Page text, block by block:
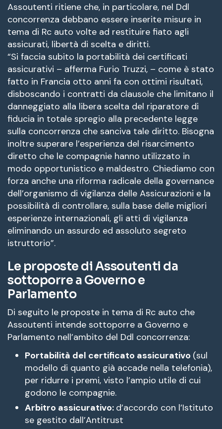
Assoutenti ritiene che, in particolare, nel Ddl
concorrenza debbano essere inserite misure in
tema di Rc auto volte ad restituire fiato agli
assicurati, libertà di scelta e diritti.
“Si faccia subito la portabilità dei certificati
assicurativi – afferma Furio Truzzi, – come è stato
fatto in Francia otto anni fa con ottimi risultati,
disboscando i contratti da clausole che limitano il
danneggiato alla libera scelta del riparatore di
fiducia in totale spregio alla precedente legge
sulla concorrenza che sanciva tale diritto. Bisogna
inoltre superare l’esperienza del risarcimento
diretto che le compagnie hanno utilizzato in
modo opportunistico e maldestro. Chiediamo con
forza anche una riforma radicale della governance
dell’organismo di vigilanza delle Assicurazioni e la
possibilità di controllare, sulla base delle migliori
esperienze internazionali, gli atti di vigilanza
eliminando un assurdo ed assoluto segreto
istruttorio”.
Le proposte di Assoutenti da
sottoporre a Governo e
Parlamento
Di seguito le proposte in tema di Rc auto che
Assoutenti intende sottoporre a Governo e
Parlamento nell’ambito del Ddl concorrenza:
Portabilità del certificato assicurativo (sul
modello di quanto già accade nella telefonia),
per ridurre i premi, visto l’ampio utile di cui
godono le compagnie.
Arbitro assicurativo: d’accordo con l’Istituto
se gestito dall’Antitrust